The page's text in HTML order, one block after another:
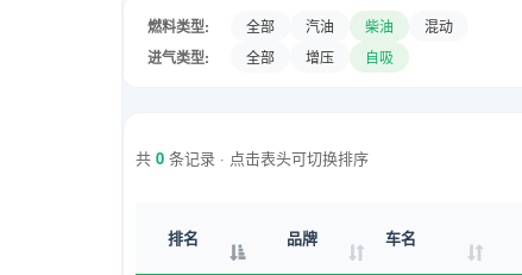
燃料类型: 全部 汽油 柴油 混动
进气类型: 全部 增压 自吸
共 0 条记录 · 点击表头可切换排序
排名 品牌 车名